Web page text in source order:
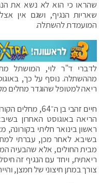
שהראו כי הוא לא נשא את
שאריות הנגיף, ושגם אין
המועמדת להשתלה.
לדברי ד"ר לוי, המושתל
מההשתלה. נוסף על כך,
ריאה למטופל שהוגדר מחלים
חיים זהבי בן
הריאה באוגוסט האחרון
ראשון בינואר חליתי בקורונה,
בשיבא. לאחר מכן, עברתי
מבית החולים, אלא שהבעיה
ריאתית, ויחד עם הנגיף זה
צורך במתן חיצוני של חמצן,